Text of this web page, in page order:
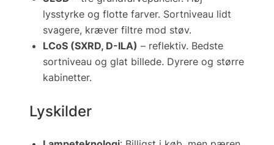
lysstyrke og flotte farver. Sortniveau lidt
svagere, kræver filtre mod støv.
LCoS (SXRD, D-ILA) – reflektiv. Bedste
sortniveau og glat billede. Dyrere og større
kabinetter.
Lyskilder